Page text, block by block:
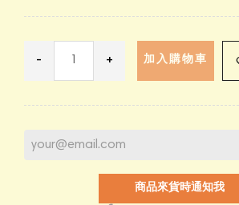
- + 加入購物車
商品來貨時通知我